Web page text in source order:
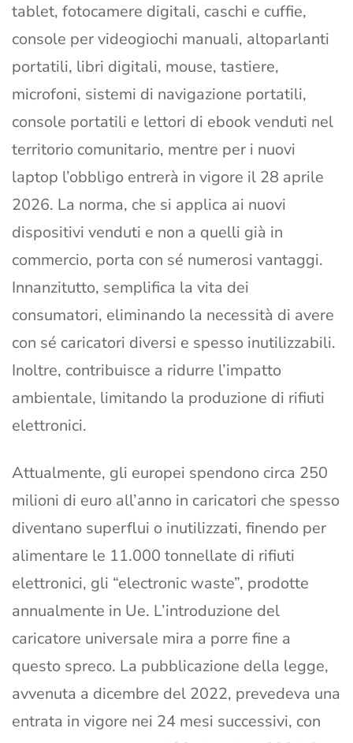
tablet, fotocamere digitali, caschi e cuffie,
console per videogiochi manuali, altoparlanti
portatili, libri digitali, mouse, tastiere,
microfoni, sistemi di navigazione portatili,
console portatili e lettori di ebook venduti nel
territorio comunitario, mentre per i nuovi
laptop l’obbligo entrerà in vigore il 28 aprile
2026. La norma, che si applica ai nuovi
dispositivi venduti e non a quelli già in
commercio, porta con sé numerosi vantaggi.
Innanzitutto, semplifica la vita dei
consumatori, eliminando la necessità di avere
con sé caricatori diversi e spesso inutilizzabili.
Inoltre, contribuisce a ridurre l’impatto
ambientale, limitando la produzione di rifiuti
elettronici.
Attualmente, gli europei spendono circa 250
milioni di euro all’anno in caricatori che spesso
diventano superflui o inutilizzati, finendo per
alimentare le 11.000 tonnellate di rifiuti
elettronici, gli “electronic waste”, prodotte
annualmente in Ue. L’introduzione del
caricatore universale mira a porre fine a
questo spreco. La pubblicazione della legge,
avvenuta a dicembre del 2022, prevedeva una
entrata in vigore nei 24 mesi successivi, con